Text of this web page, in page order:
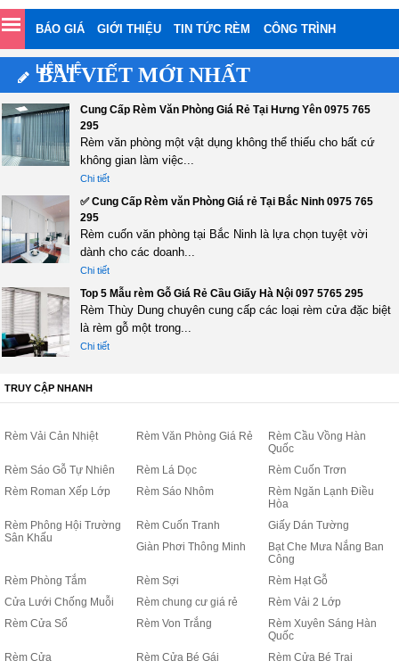
BÁO GIÁ GIỚI THIỆU TIN TỨC RÈM CÔNG TRÌNH
LIÊN HỆ
BÀI VIẾT MỚI NHẤT
Cung Cấp Rèm Văn Phòng Giá Rẻ Tại Hưng Yên 0975 765
295
Rèm văn phòng một vật dụng không thể thiếu cho bất cứ
không gian làm việc...
Chi tiết
✅ Cung Cấp Rèm văn Phòng Giá rẻ Tại Bắc Ninh 0975 765
295
Rèm cuốn văn phòng tại Bắc Ninh là lựa chọn tuyệt vời
dành cho các doanh...
Chi tiết
Top 5 Mẫu rèm Gỗ Giá Rẻ Cầu Giấy Hà Nội 097 5765 295
Rèm Thùy Dung chuyên cung cấp các loại rèm cửa đặc biệt
là rèm gỗ một trong...
Chi tiết
TRUY CẬP NHANH
Rèm Vải Cản Nhiệt Rèm Văn Phòng Giá Rẻ
Rèm Cầu Vồng Hàn
Quốc
Rèm Sáo Gỗ Tự Nhiên
Rèm Lá Dọc
Rèm Cuốn Trơn
Rèm Roman Xếp Lớp
Rèm Sáo Nhôm
Rèm Ngăn Lạnh Điều
Hòa
Rèm Phông Hội Trường
Sân Khấu
Rèm Cuốn Tranh
Giấy Dán Tường
Giàn Phơi Thông Minh
Bạt Che Mưa Nắng Ban
Công
Rèm Phòng Tắm
Rèm Sợi
Rèm Hạt Gỗ
Cửa Lưới Chống Muỗi
Rèm chung cư giá rẻ
Rèm Vải 2 Lớp
Rèm Cửa Sổ
Rèm Von Trắng
Rèm Xuyên Sáng Hàn
Quốc
Rèm Cửa
Rèm Cửa Bé Gái
Rèm Cửa Bé Trai